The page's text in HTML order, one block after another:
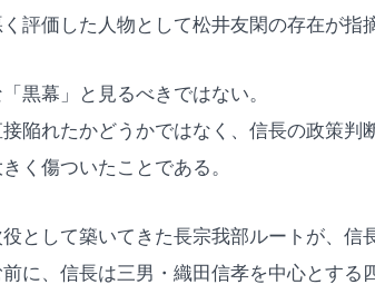
評価した人物として松井友閑の存在が指
黒幕」と見るべきではない。
陥れたかどうかではなく、信長の政策判
く傷ついたことである。
として築いてきた長宗我部ルートが、信
に、信長は三男・織田信孝を中心とする